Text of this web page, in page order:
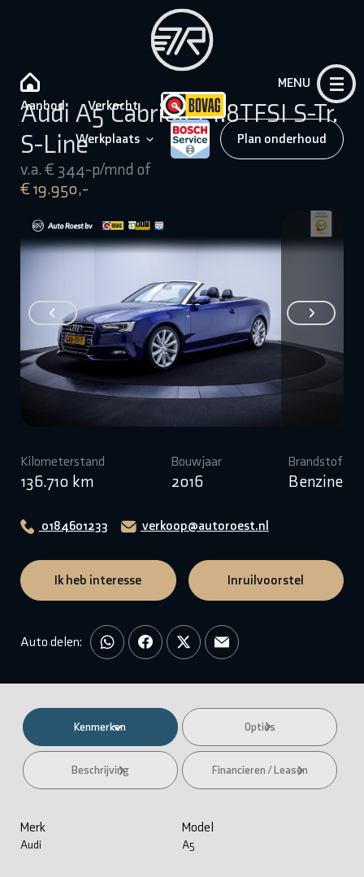
Aanbod Verkocht
Werkplaats Plan onderhoud
MENU
Audi A5 Cabriolet 1.8TFSI S-Tr.
S-Line
v.a. € 344-p/mnd of
€ 19.950,-
Kilometerstand
136.710 km
Bouwjaar
2016
Brandstof
Benzine
0184601233 verkoop@autoroest.nl
Ik heb interesse Inruilvoorstel
Auto delen:
Kenmerken Opties
Beschrijving Financieren / Leasen
Merk
Audi
Model
A5